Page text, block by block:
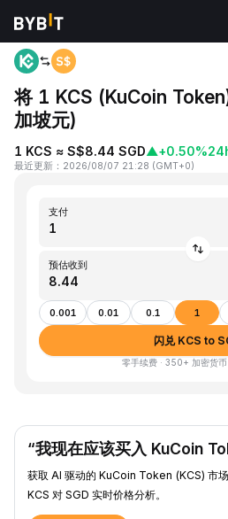
首页 KCS to SGD
将 1 KCS (KuCoin
加坡元)
1 KCS ≈ S$8.44 SGD▲+0.50%
最近更新 ： 2026/08/07 21:28 (GMT+0)
支付
预估收到
0.001 0.01 0.1 1
闪兑 KCS to
零手续费 · 350+ 加密货
“我现在应该买入 KuCoin
获取 AI 驱动的 KuCoin Token (KCS) 市
KCS 对 SGD 实时价格分析。